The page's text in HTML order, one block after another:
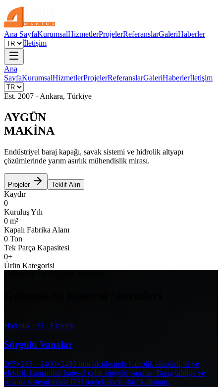
Ana SayfaKurumsalHizmetlerProjelerReferanslarGaleriHaberler
İletişim
Ana
SayfaKurumsalHizmetlerProjelerReferanslarGaleriHaberlerİletişim
Est. 2007 · Ankara, Türkiye
AYGÜN
MAKİNA
Endüstriyel baraj kapağı, savak sistemi ve hidrolik altyapı
çözümlerinde yarım asırlık mühendislik mirası.
Projeler Teklif Alın
Kaydır
0
Kuruluş Yılı
0 m²
Kapalı Fabrika Alanı
0 Ton
Tek Parça Kapasitesi
0+
Ürün Kategorisi
Hidrolik · El · Elektrik
Sürgülü Vanalar
265×265 – 2400×2400 mm ölçülerinde hidrolik silindirli, el ve
elektrik kumandalı karesel çelik sürgülü vanalar. Baraj tahliye ve
sulama sistemlerinde DSİ projelerinde aktif kullanım.